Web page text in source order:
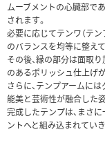
ムーブメントの心臓部で
されます。
必要に応じてテンワ（テ
のバランスを均等に整え
その後、縁の部分は面取
のあるポリッシュ仕上げ
さらに、テンプアームに
能美と芸術性が融合した姿
完成したテンプは、まさ
ントへと組み込まれていき